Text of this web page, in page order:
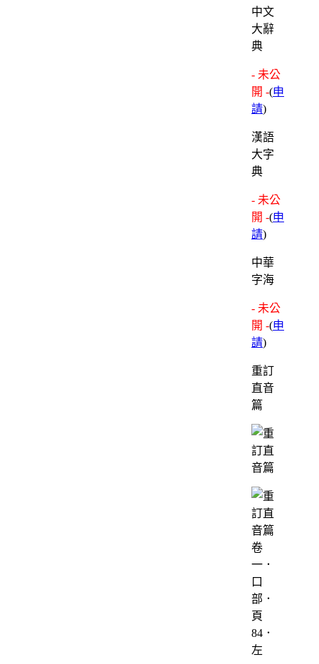
中文
大辭
典
- 未公
開 -(申
請)
漢語
大字
典
- 未公
開 -(申
請)
中華
字海
- 未公
開 -(申
請)
重訂
直音
篇